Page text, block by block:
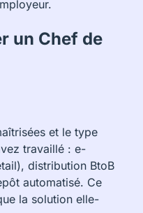
un Chef de
et le type
travaillé : e-
distribution BtoB
automatisé. Ce
la solution elle-